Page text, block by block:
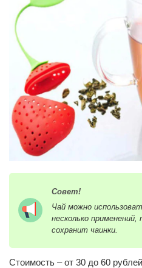
Совет!
Чай можно
несколько
сохранит чаинки.
Стоимость – от 30 до 60